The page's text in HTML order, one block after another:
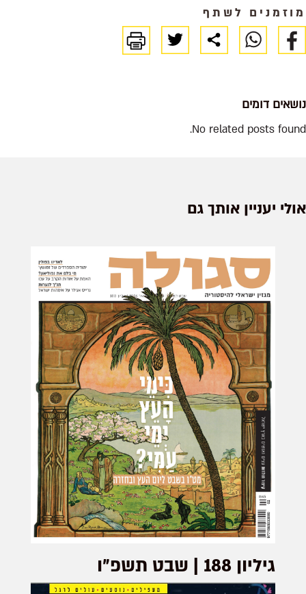
מוזמנים לשתף
נושאים דומים
No related posts found.
אולי יעניין אותך גם
גיליון 188 | שבט תשפ״ו